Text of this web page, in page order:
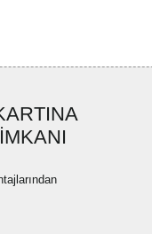
bilgiler bulunuyor.
bulunuyor.
alternatifler olmalı.